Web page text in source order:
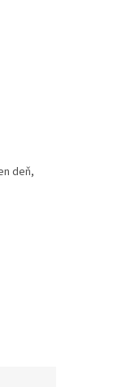
deň,